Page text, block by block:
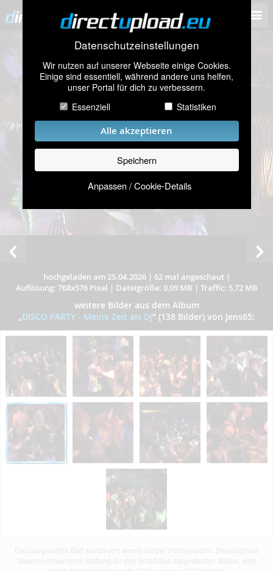
Datenschutzeinstellungen
Wir nutzen auf unserer Webseite einige Cookies.
Einige sind essentiell, während andere uns helfen,
unser Portal für dich zu verbessern.
Essenziell
Statistiken
Alle akzeptieren
Speichern
Anpassen / Cookie-Details
hochgeladen am 25.04.2026| 62 mal angeschaut|
Auflösung: 768x576 Pixel | Dateigröße: 0,09 MB | Traffic: 5,72 MB
weitere Bilder aus dem Album
„DISCO PARTY - Meine Zeit als DJ” (138 Bilder) von Jens65: